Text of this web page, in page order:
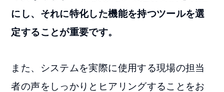
にし、それに特化した機能を持つツールを選
定することが重要です。
また、システムを実際に使用する現場の担当
者の声をしっかりとヒアリングすることをお